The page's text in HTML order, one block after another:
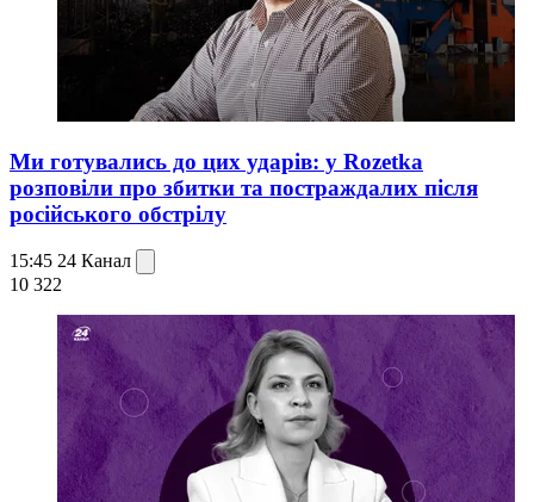
Ми готувались до цих ударів: у Rozetka
розповіли про збитки та постраждалих після
російського обстрілу
15:45 24 Канал
10 322